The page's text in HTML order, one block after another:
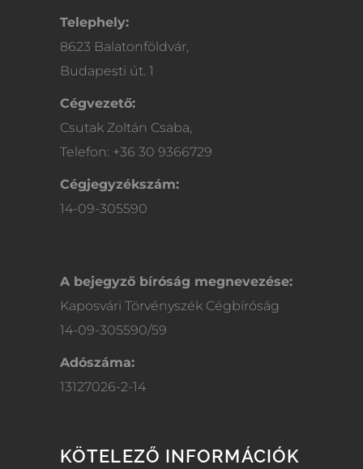
Telephely:
8623 Balatonföldvár,
Budapesti út. 1
Cégvezető:
Csutak Zoltán Csaba,
Telefon: +36 30 9366729
Cégjegyzékszám:
14-09-305590
A bejegyző bíróság megnevezése:
Kaposvári Törvényszék Cégbíróság
14-09-305590/59
Adószáma:
13127026-2-14
KÖTELEZŐ INFORMÁCIÓK